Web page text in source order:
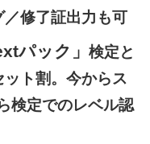
修了証出力も可
パック」 検定と
ト割。今からス
検定でのレベル認